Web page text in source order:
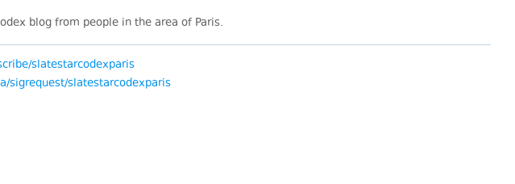
blog from people in the area of Paris.
slatestarcodexparis
sigrequest/slatestarcodexparis